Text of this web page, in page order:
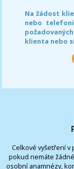
Na žádost
nebo
klienta nebo
Celkové vyšetření v
pokud nemáte
osobní anamnézy,